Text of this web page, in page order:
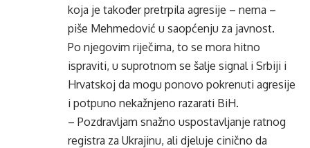
koja je također pretrpila agresije – nema –
piše Mehmedović u saopćenju za javnost.
Po njegovim riječima, to se mora hitno
ispraviti, u suprotnom se šalje signal i Srbiji i
Hrvatskoj da mogu ponovo pokrenuti agresije
i potpuno nekažnjeno razarati BiH.
– Pozdravljam snažno uspostavljanje ratnog
registra za Ukrajinu, ali djeluje cinično da